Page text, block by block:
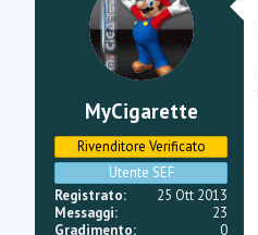
MyCigarette
Rivenditore Verificato
Utente SEF
Registrato
25 Ott 2013
Messaggi
23
Gradimento
0